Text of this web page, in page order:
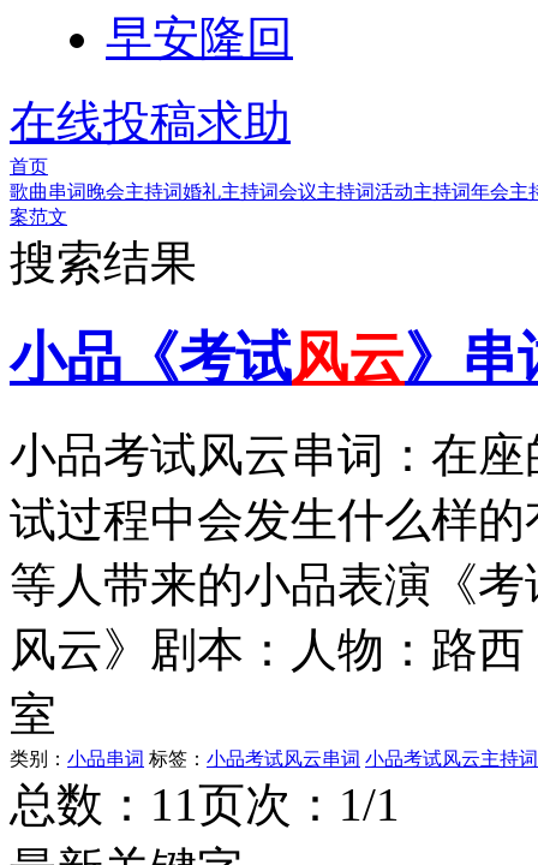
早安隆回
在线投稿求助
首页
歌曲串词晚会主持词婚礼主持词会议主持词活动主持词年会主
案范文
搜索结果
小品《考试风云》串
小品考试风云串词：在
试过程中会发生什么样
等人带来的小品表演《
风云》剧本：人物：路
室
类别： 小品串词 标签： 小品考试风云串词 小品考试风云主持词
总数：11页次：1/1